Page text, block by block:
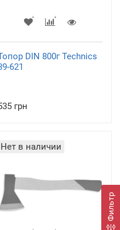
Фильтр
DIN 800г Technics
621
грн
Нет в наличии